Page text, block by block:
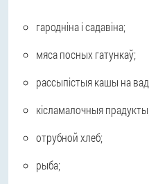
гародніна і садавіна;
мяса посных гатункаў;
рассыпістыя кашы на
кісламалочныя
отрубной хлеб;
рыба;